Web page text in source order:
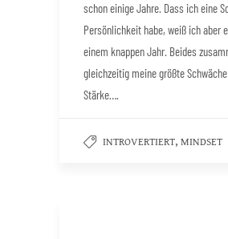
schon einige Jahre. Dass ich eine
Persönlichkeit habe, weiß ich aber
einem knappen Jahr. Beides
gleichzeitig meine größte Schwäche
Stärke….
INTROVERTIERT, MINDSET